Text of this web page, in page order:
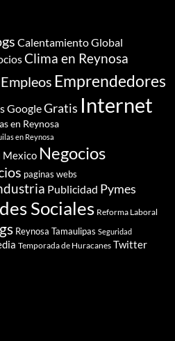
Calentamiento Global
Clima en Reynosa
Empleos Emprendedores
GoogleGratis Internet
en Reynosa
en Reynosa
Mexico Negocios
paginas webs
Publicidad Pymes
Sociales Reforma Laboral
Reynosa Tamaulipas Seguridad
Temporada de Huracanes Twitter